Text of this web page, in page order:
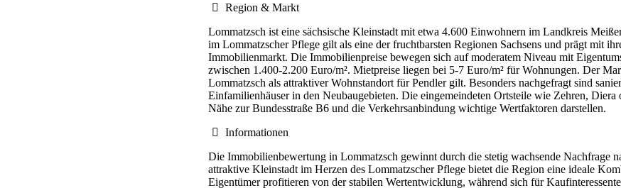
Region & Markt
Lommatzsch ist eine sächsische Kleinstadt mit etwa 4.600 Einwohnern im Landkreis
im Lommatzscher Pflege gilt als eine der fruchtbarsten Regionen Sachsens und prägt mit
Immobilienmarkt. Die Immobilienpreise bewegen sich auf moderatem Niveau mit
zwischen 1.400-2.200 Euro/m². Mietpreise liegen bei 5-7 Euro/m² für Wohnungen. Der
Lommatzsch als attraktiver Wohnstandort für Pendler gilt. Besonders nachgefragt sind
Einfamilienhäuser in den Neubaugebieten. Die eingemeindeten Ortsteile wie Zehren,
Nähe zur Bundesstraße B6 und die Verkehrsanbindung wichtige Wertfaktoren darstellen.
Informationen
Die Immobilienbewertung in Lommatzsch gewinnt durch die stetig wachsende Nachfrage
attraktive Kleinstadt im Herzen des Lommatzscher Pflege bietet die Region eine ideale
Eigentümer profitieren von der stabilen Wertentwicklung, während sich für